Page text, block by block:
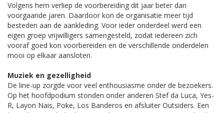
Volgens hem verliep de voorbereiding dit jaar beter dan
voorgaande jaren. Daardoor kon de organisatie meer tijd
besteden aan de aankleding. Voor ieder onderdeel werd een
eigen groep vrijwilligers samengesteld, zodat iedereen zich
vooraf goed kon voorbereiden en de verschillende onderdelen
mooi op elkaar aansloten.
Muziek en gezelligheid
De line-up zorgde voor veel enthousiasme onder de bezoekers.
Op het hoofdpodium stonden onder anderen Stef da Luca, Yes-
R, Layon Nais, Poke, Los Banderos en afsluiter Outsiders. Een